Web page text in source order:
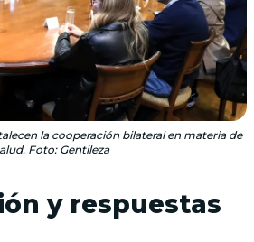
la cooperación bilateral en materia de
Foto: Gentileza
y respuestas